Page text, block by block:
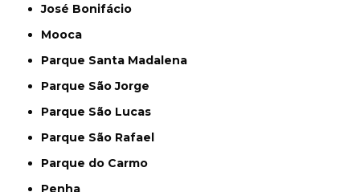
José Bonifácio
Mooca
Parque Santa Madalena
Parque São Jorge
Parque São Lucas
Parque São Rafael
Parque do Carmo
Penha